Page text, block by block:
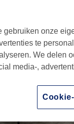
gebruiken onze
te
We delen
media-,